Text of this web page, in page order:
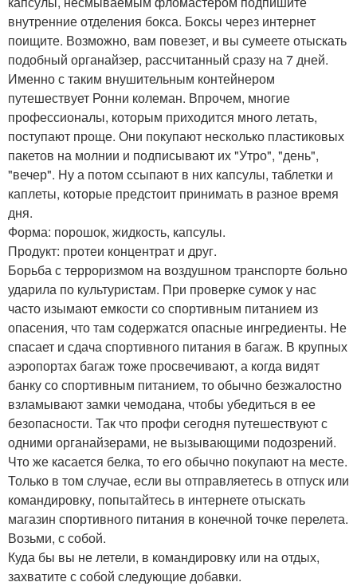
внутренние отделения бокса. Боксы через интернет
поищите. Возможно, вам повезет, и вы сумеете отыскать
подобный органайзер, рассчитанный сразу на 7 дней.
Именно с таким внушительным контейнером
путешествует Ронни колеман. Впрочем, многие
профессионалы, которым приходится много летать,
поступают проще. Они покупают несколько пластиковых
пакетов на молнии и подписывают их "Утро", "день",
"вечер". Ну а потом ссыпают в них капсулы, таблетки и
каплеты, которые предстоит принимать в разное время
дня.
Форма: порошок, жидкость, капсулы.
Продукт: протеи концентрат и друг.
Борьба с терроризмом на воздушном транспорте больно
ударила по культуристам. При проверке сумок у нас
часто изымают емкости со спортивным питанием из
опасения, что там содержатся опасные ингредиенты. Не
спасает и сдача спортивного питания в багаж. В крупных
аэропортах багаж тоже просвечивают, а когда видят
банку со спортивным питанием, то обычно безжалостно
взламывают замки чемодана, чтобы убедиться в ее
безопасности. Так что профи сегодня путешествуют с
одними органайзерами, не вызывающими подозрений.
Что же касается белка, то его обычно покупают на месте.
Только в том случае, если вы отправляетесь в отпуск или
командировку, попытайтесь в интернете отыскать
магазин спортивного питания в конечной точке перелета.
Возьми, с собой.
Куда бы вы не летели, в командировку или на отдых,
захватите с собой следующие добавки.